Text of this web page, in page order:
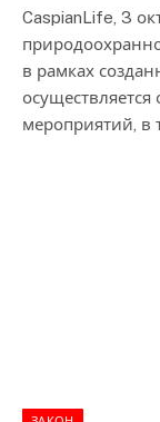
CaspianLife, 3
в рамках
мероприятий, в